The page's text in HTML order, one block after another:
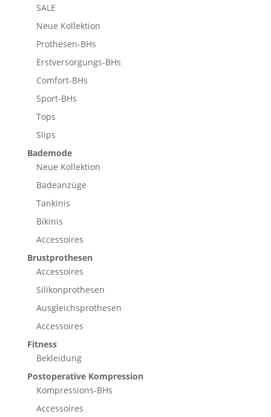
SALE
Neue Kollektion
Prothesen-BHs
Erstversorgungs-BHs
Comfort-BHs
Sport-BHs
Tops
Slips
Bademode
Neue Kollektion
Badeanzüge
Tankinis
Bikinis
Accessoires
Brustprothesen
Accessoires
Silikonprothesen
Ausgleichsprothesen
Accessoires
Fitness
Bekleidung
Postoperative Kompression
Kompressions-BHs
Accessoires